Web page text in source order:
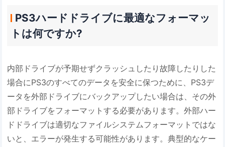
PS3ハードドライブに最適なフォーマッ
トは何ですか?
内部ドライブが予期せずクラッシュしたり故障したりした
場合にPS3のすべてのデータを安全に保つために、PS3デ
ータを外部ドライブにバックアップしたい場合は、その外
部ドライブをフォーマットする必要があります。外部ハー
ドドライブは適切なファイルシステムフォーマットではな
いと、エラーが発生する可能性があります。典型的なケー